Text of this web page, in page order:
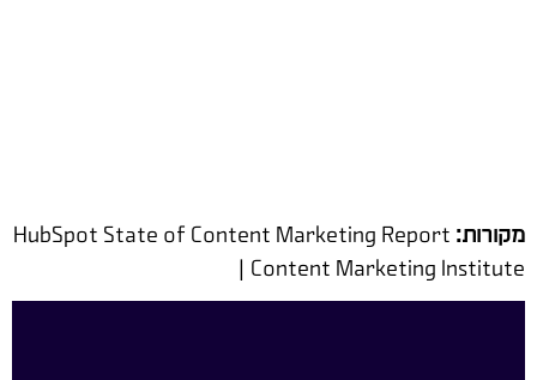
מקורות: HubSpot State of Content Marketing Report
| Content Marketing Institute